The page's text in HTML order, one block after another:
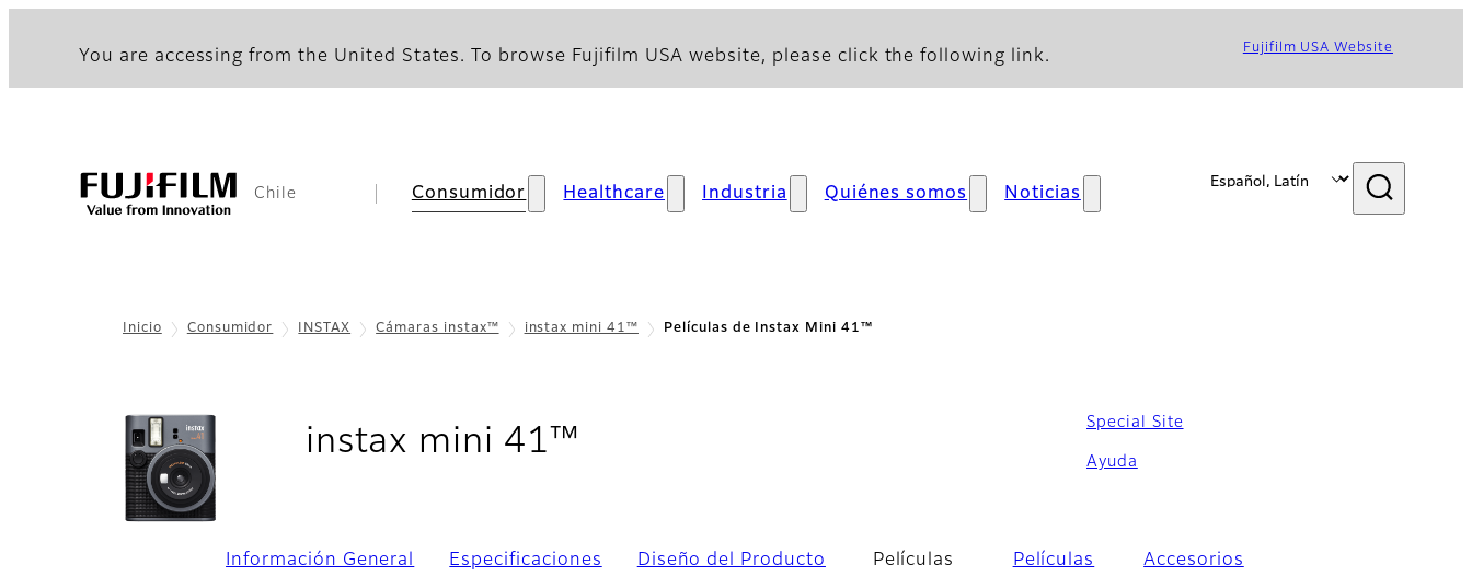
You are accessing from the United States. To browse Fujifilm USA website, please click the following link. Fujifilm USA Website
Chile Consumidor Healthcare Industria Quiénes somos Noticias
Inicio Consumidor INSTAX Cámaras instax™ instax mini 41™ Películas de Instax Mini 41™
instax mini 41™
Special Site
Ayuda
Información General Especificaciones Diseño del Producto Películas Películas Accesorios